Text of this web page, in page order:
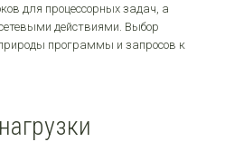
для процессорных задач, а
действиями. Выбор
программы и запросов к